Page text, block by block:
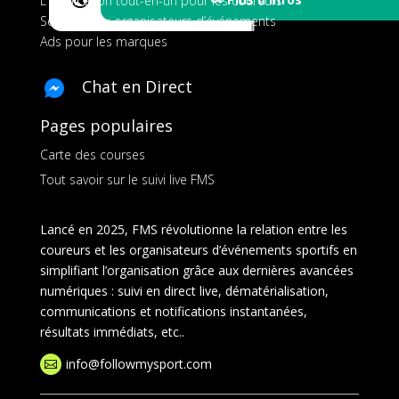
Services aux organisateurs d’événements
Ads pour les marques
Chat en Direct
Pages populaires
Carte des courses
Tout savoir sur le suivi live FMS
Lancé en 2025, FMS révolutionne la relation entre les
coureurs et les organisateurs d’événements sportifs en
simplifiant l’organisation grâce aux dernières avancées
numériques : suivi en direct live, dématérialisation,
communications et notifications instantanées,
résultats immédiats, etc..
 info@followmysport.com